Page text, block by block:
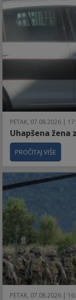
PETAK, 07.08.2026 |
Uhapšena žena
PROČITAJ VIŠE
PETAK, 07.08.2026 |